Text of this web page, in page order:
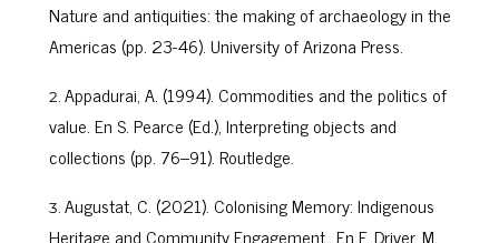
Nature and antiquities: the making of archaeology in the
Americas (pp. 23-46). University of Arizona Press.
Appadurai, A. (1994). Commodities and the politics of
value. En S. Pearce (Ed.), Interpreting objects and
collections (pp. 76–91). Routledge.
Augustat, C. (2021). Colonising Memory: Indigenous
Heritage and Community Engagement.. En F. Driver, M.